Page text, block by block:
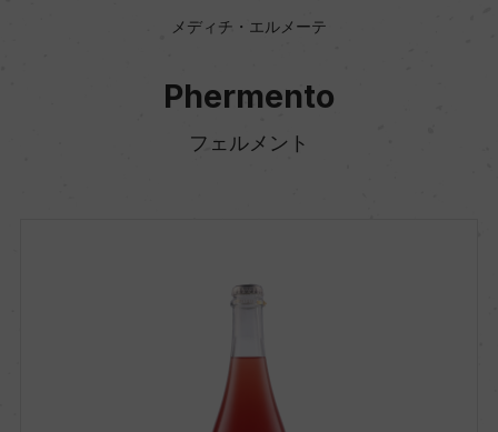
メディチ・エルメーテ
Phermento
フェルメント